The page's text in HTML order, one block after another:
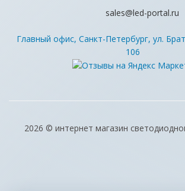
sales@led-portal.ru
Главный офис, Санкт-Петербург, ул.
106
2026 © интернет магазин